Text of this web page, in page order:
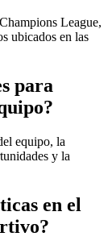
League,
ubicados en las
para
equipo, la
y la
en el